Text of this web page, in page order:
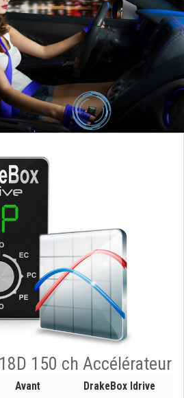
150 ch Accélérateur
Avant DrakeBox Idrive